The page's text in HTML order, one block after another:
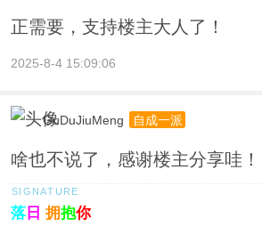
正需要，支持楼主大人了！
2025-8-4 15:09:06
GuDuJiuMeng 自成一派
啥也不说了，感谢楼主分享哇！
落日 拥抱你